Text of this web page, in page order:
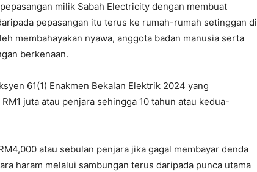
milik Sabah Electricity dengan membuat
pepasangan itu terus ke rumah-rumah setinggan di
membahayakan nyawa, anggota badan manusia serta
berkenaan.
61(1) Enakmen Bekalan Elektrik 2024 yang
juta atau penjara sehingga 10 tahun atau kedua-
atau sebulan penjara jika gagal membayar denda
haram melalui sambungan terus daripada punca utama